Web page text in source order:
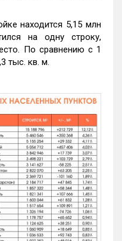
находится 5,15 млн
на одну строку,
По сравнению с 1
тыс. кв. м.